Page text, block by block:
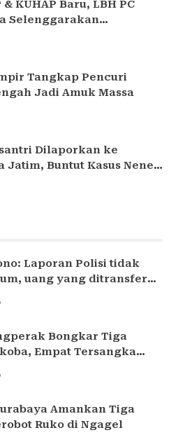
KUHAP Baru, LBH PC
Selenggarakan
Tangkap Pencuri
Jadi Amuk Massa
Dilaporkan ke
Jatim, Buntut Kasus Nenek
Laporan Polisi tidak
uang yang ditransfer
tidak sampai 1,7
Bongkar Tiga
Empat Tersangka
Amankan Tiga
Ruko di Ngagel